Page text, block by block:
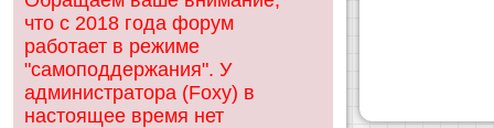
что с 2018 года форум
работает в режиме
"самоподдержания". У
администратора (Foxy) в
настоящее время нет